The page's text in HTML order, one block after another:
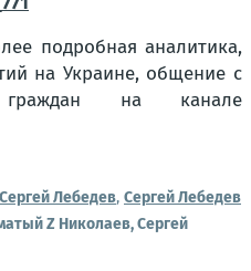
подробная аналитика,
на Украине, общение с
граждан на канале
Сергей Лебедев, Сергей Лебедев
Z Николаев, Сергей